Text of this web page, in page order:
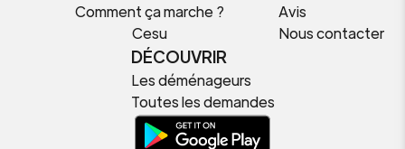
Comment ça marche ?
Cesu
Avis
Nous contacter
DÉCOUVRIR
Les déménageurs
Toutes les demandes